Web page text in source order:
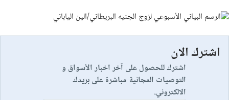
اشترك الان
اشترك للحصول على آخر اخبار الأسواق و
التوصيات المجانية مباشرة على بريدك
الالكتروني.